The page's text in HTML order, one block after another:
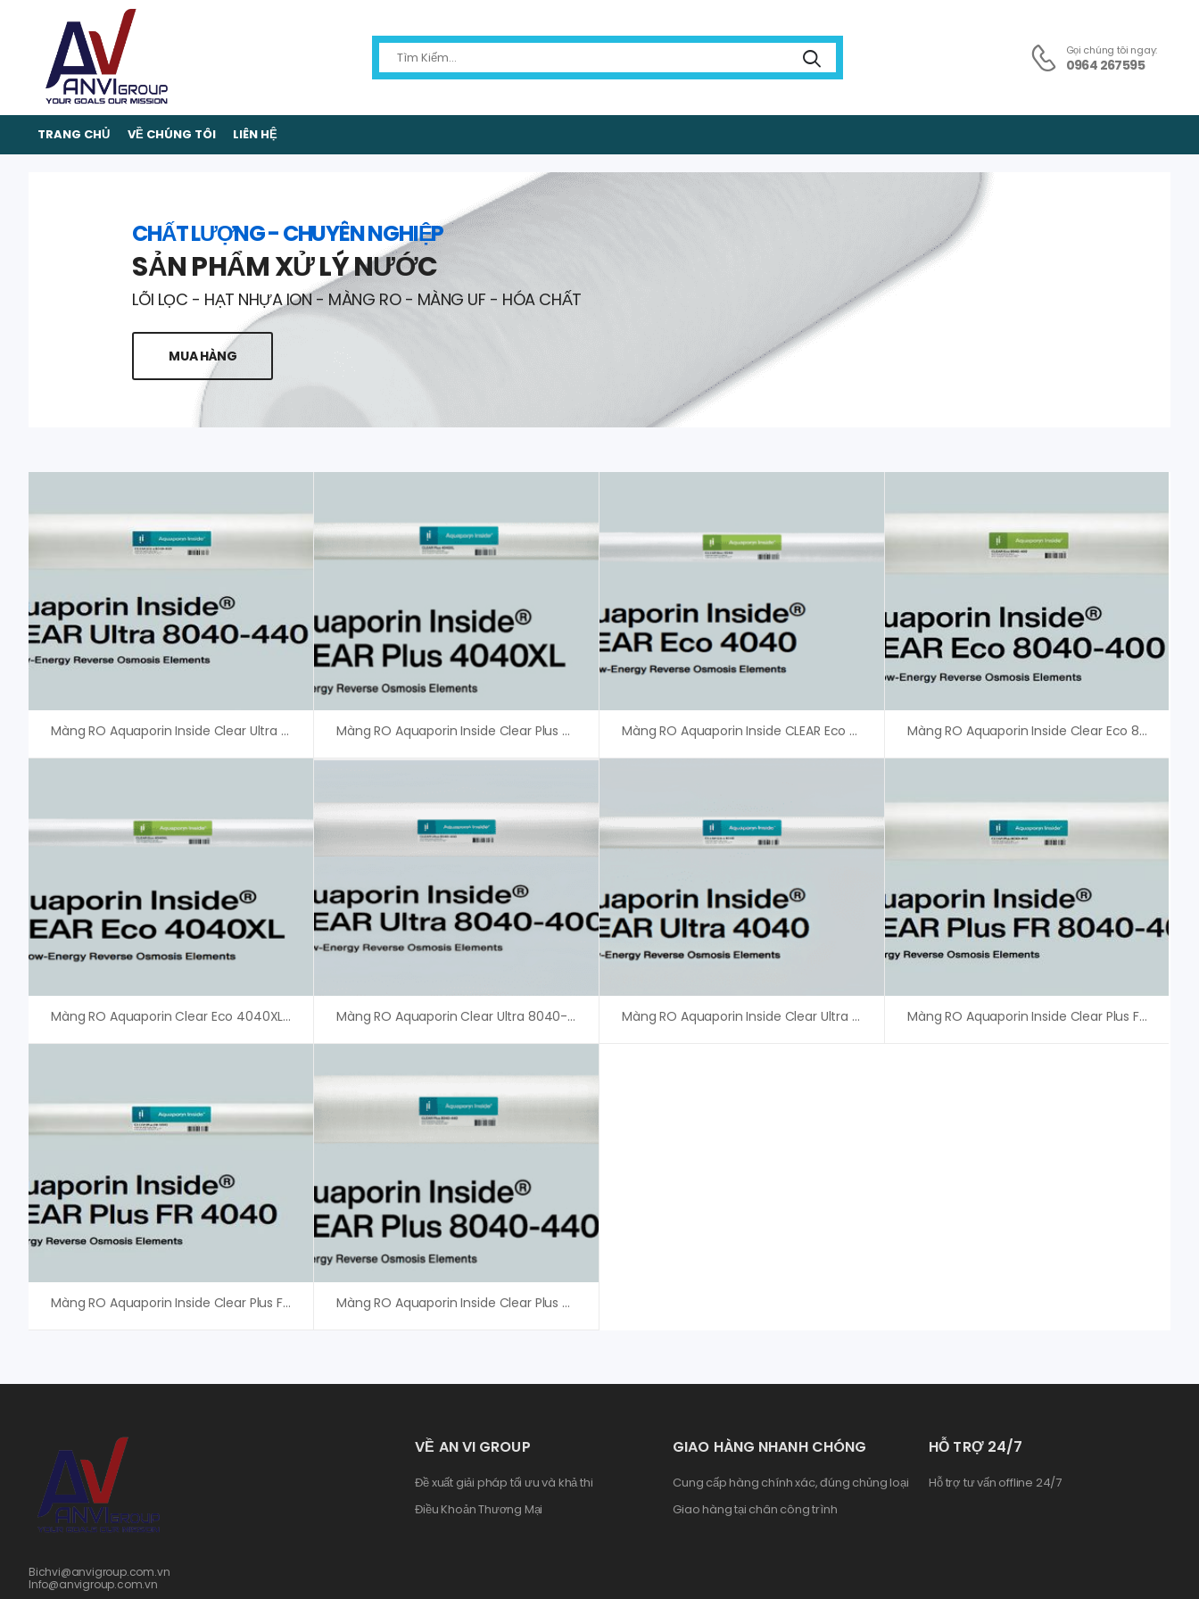
Gọi chúng tôi ngay:
0964 267595
TRANG CHỦ VỀ CHÚNG TÔI LIÊN HỆ
CHẤT LƯỢNG - CHUYÊN NGHIỆP
SẢN PHẨM XỬ LÝ NƯỚC
LÕI LỌC - HẠT NHỰA ION - MÀNG RO - MÀNG UF - HÓA CHẤT
MUA HÀNG
Màng RO Aquaporin Inside Clear Ultra 8040-440 – Giá Tốt Màng RO Aquaporin Inside Clear Plus 4040XL – Giá Tốt Màng RO Aquaporin Inside CLEAR Eco 4040 Màng RO Aquaporin Inside Clear Eco 8040-400
Màng RO Aquaporin Clear Eco 4040XL- Phân Phối Chính Hãng Màng RO Aquaporin Clear Ultra 8040-400 – An Vi Group Màng RO Aquaporin Inside Clear Ultra 4040 Màng RO Aquaporin Inside Clear Plus FR 8040-400
Màng RO Aquaporin Inside Clear Plus FR 4040 Màng RO Aquaporin Inside Clear Plus 8040-440 – Giá Tốt
Bichvi@anvigroup.com.vn
Info@anvigroup.com.vn
VỀ AN VI GROUP
Đề xuất giải pháp tối ưu và khả thi
Điều Khoản Thương Mại
GIAO HÀNG NHANH CHÓNG
Cung cấp hàng chính xác, đúng chủng loại
Giao hàng tại chân công trình
HỖ TRỢ 24/7
Hỗ trợ tư vấn offline 24/7